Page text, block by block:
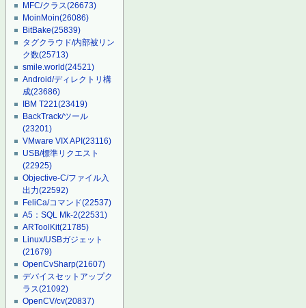
MFC/クラス(26673)
MoinMoin(26086)
BitBake(25839)
タグクラウド/内部被リン
ク数(25713)
smile.world(24521)
Android/ディレクトリ構
成(23686)
IBM T221(23419)
BackTrack/ツール
(23201)
VMware VIX API(23116)
USB/標準リクエスト
(22925)
Objective-C/ファイル入
出力(22592)
FeliCa/コマンド(22537)
A5：SQL Mk-2(22531)
ARToolKit(21785)
Linux/USBガジェット
(21679)
OpenCvSharp(21607)
デバイスセットアップク
ラス(21092)
OpenCV/cv(20837)